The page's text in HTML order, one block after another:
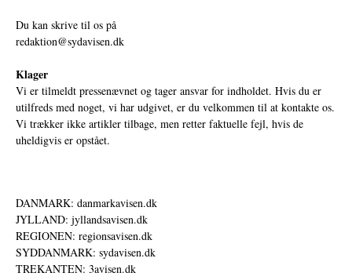
Du kan skrive til os på
redaktion@sydavisen.dk
Klager
Vi er tilmeldt pressenævnet og tager ansvar for indholdet. Hvis du er
utilfreds med noget, vi har udgivet, er du velkommen til at kontakte os.
Vi trækker ikke artikler tilbage, men retter faktuelle fejl, hvis de
uheldigvis er opstået.
DANMARK: danmarkavisen.dk
JYLLAND: jyllandsavisen.dk
REGIONEN: regionsavisen.dk
SYDDANMARK: sydavisen.dk
TREKANTEN: 3avisen.dk